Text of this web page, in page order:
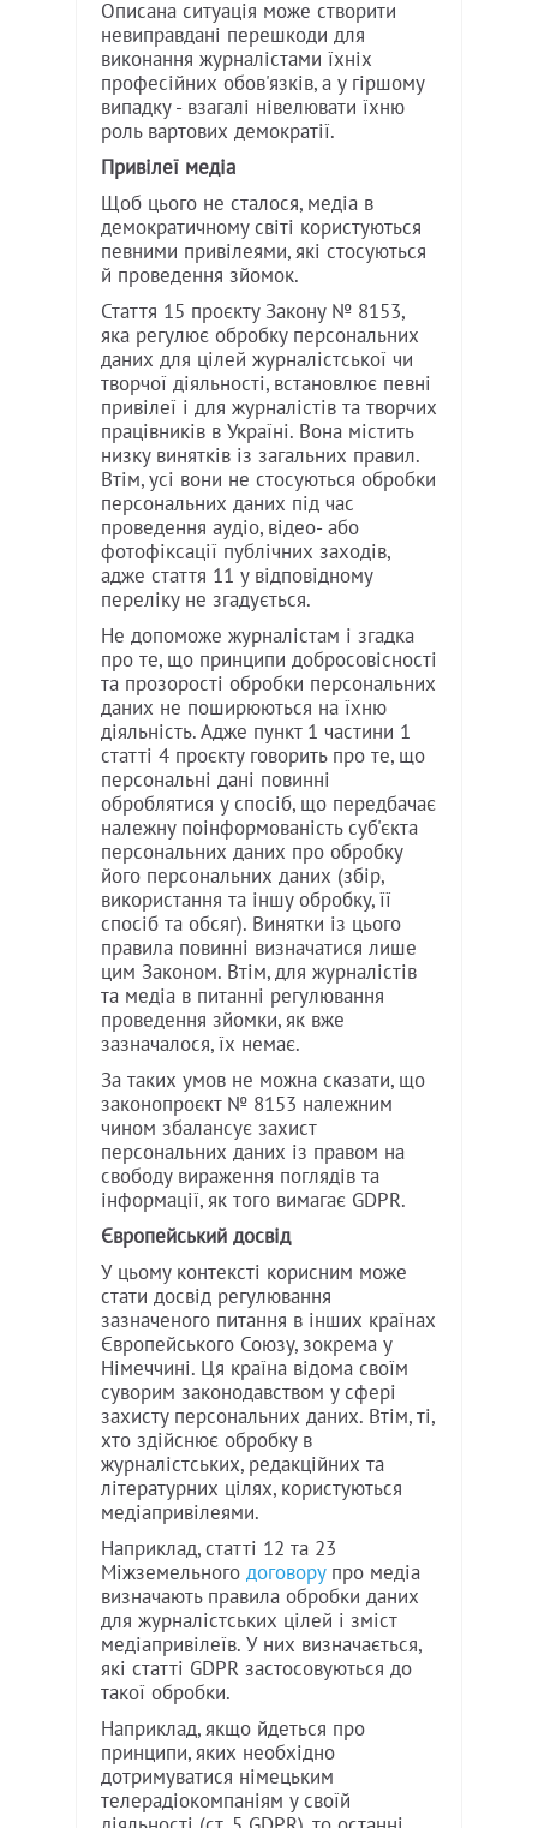
Описана ситуація може створити
невиправдані перешкоди для
виконання журналістами їхніх
професійних обов'язків, а у гіршому
випадку - взагалі нівелювати їхню
роль вартових демократії.
Привілеї медіа
Щоб цього не сталося, медіа в
демократичному світі користуються
певними привілеями, які стосуються
й проведення зйомок.
Стаття 15 проєкту Закону № 8153,
яка регулює обробку персональних
даних для цілей журналістської чи
творчої діяльності, встановлює певні
привілеї і для журналістів та творчих
працівників в Україні. Вона містить
низку винятків із загальних правил.
Втім, усі вони не стосуються обробки
персональних даних під час
проведення аудіо, відео- або
фотофіксації публічних заходів,
адже стаття 11 у відповідному
переліку не згадується.
Не допоможе журналістам і згадка
про те, що принципи добросовісності
та прозорості обробки персональних
даних не поширюються на їхню
діяльність. Адже пункт 1 частини 1
статті 4 проєкту говорить про те, що
персональні дані повинні
оброблятися у спосіб, що передбачає
належну поінформованість суб'єкта
персональних даних про обробку
його персональних даних (збір,
використання та іншу обробку, її
спосіб та обсяг). Винятки із цього
правила повинні визначатися лише
цим Законом. Втім, для журналістів
та медіа в питанні регулювання
проведення зйомки, як вже
зазначалося, їх немає.
За таких умов не можна сказати, що
законопроєкт № 8153 належним
чином збалансує захист
персональних даних із правом на
свободу вираження поглядів та
інформації, як того вимагає GDPR.
Європейський досвід
У цьому контексті корисним може
стати досвід регулювання
зазначеного питання в інших країнах
Європейського Союзу, зокрема у
Німеччині. Ця країна відома своїм
суворим законодавством у сфері
захисту персональних даних. Втім, ті,
хто здійснює обробку в
журналістських, редакційних та
літературних цілях, користуються
медіапривілеями.
Наприклад, статті 12 та 23
Міжземельного договорупро медіа
визначають правила обробки даних
для журналістських цілей і зміст
медіапривілеїв. У них визначається,
які статті GDPR застосовуються до
такої обробки.
Наприклад, якщо йдеться про
принципи, яких необхідно
дотримуватися німецьким
телерадіокомпаніям у своїй